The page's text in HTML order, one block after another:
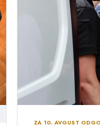
ZA 10. AVGUST